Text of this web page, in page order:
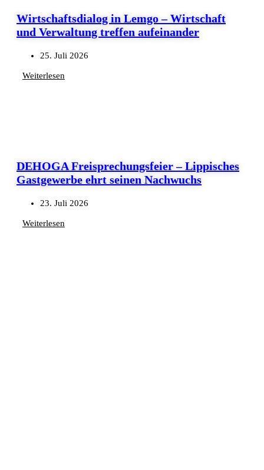
Wirtschaftsdialog in Lemgo – Wirtschaft
und Verwaltung treffen aufeinander
25. Juli 2026
Weiterlesen
DEHOGA Freisprechungsfeier – Lippisches
Gastgewerbe ehrt seinen Nachwuchs
23. Juli 2026
Weiterlesen